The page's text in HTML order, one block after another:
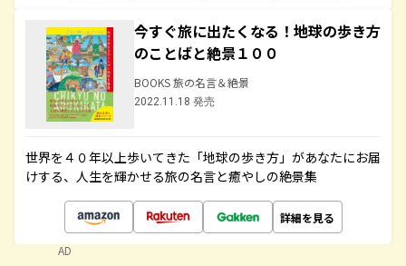
今すぐ旅に出たくなる！地球の歩き方
のことばと絶景１００
BOOKS 旅の名言＆絶景
2022.11.18 発売
世界を４０年以上歩いてきた「地球の歩き方」があなたにお届
けする、人生を輝かせる旅の名言と癒やしの絶景集
詳細を見る
AD